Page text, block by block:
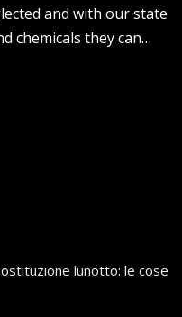
and with our state
chemicals they can…
lunotto: le cose